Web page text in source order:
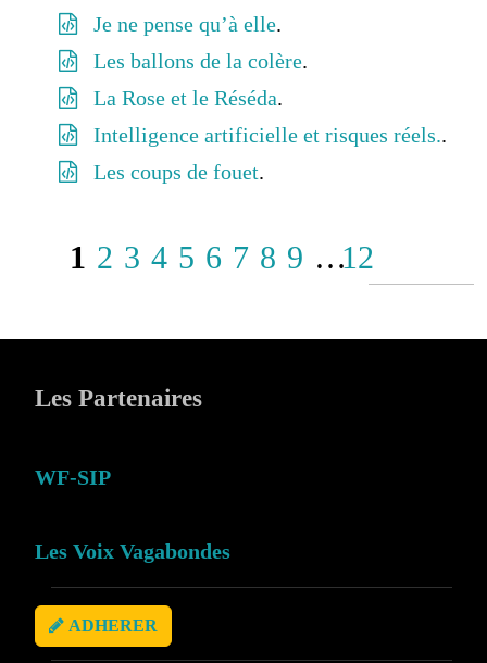
Je ne pense qu’à elle.
Les ballons de la colère.
La Rose et le Réséda.
Intelligence artificielle et risques réels..
Les coups de fouet.
1 2 3 4 5 6 7 8 9 …12
Les Partenaires
WF-SIP
Les Voix Vagabondes
ADHERER